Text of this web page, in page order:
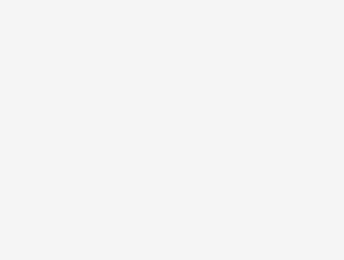
Адвокаты по алиментам,
вопросах, связанных с
получения алиментов, которые